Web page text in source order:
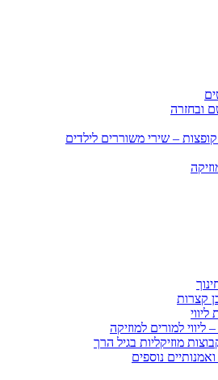
– שירי משוררים לילדים
למורים למוזיקה
מוזיקליות בגיל הרך
נוספים